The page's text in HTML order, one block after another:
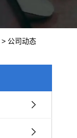
> 公司动态